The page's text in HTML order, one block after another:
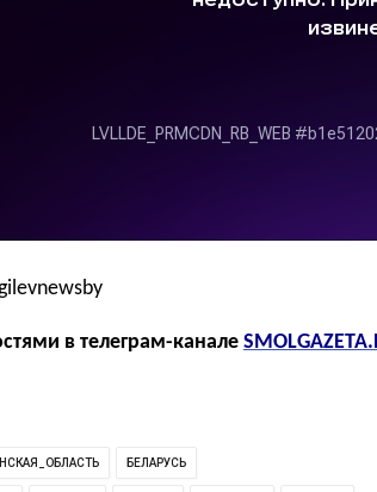
в телеграм-канале
БЕЛАРУСЬ